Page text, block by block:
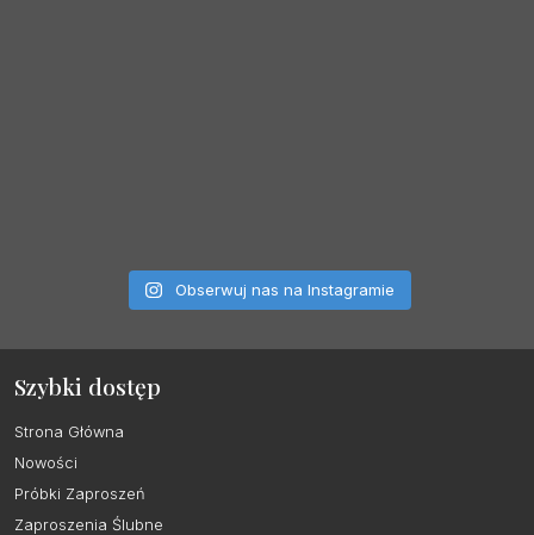
Obserwuj nas na Instagramie
Szybki dostęp
Strona Główna
Nowości
Próbki Zaproszeń
Zaproszenia Ślubne